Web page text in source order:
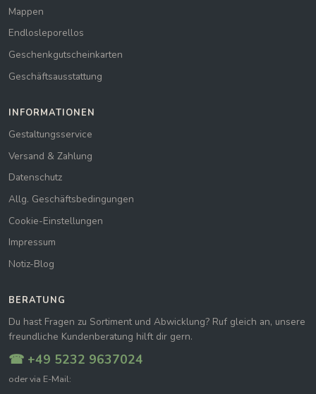
Mappen
Endlosleporellos
Geschenkgutscheinkarten
Geschäftsausstattung
INFORMATIONEN
Gestaltungsservice
Versand & Zahlung
Datenschutz
Allg. Geschäftsbedingungen
Cookie-Einstellungen
Impressum
Notiz-Blog
BERATUNG
Du hast Fragen zu Sortiment und Abwicklung? Ruf gleich an, unsere
freundliche Kundenberatung hilft dir gern.
☎ +49 5232 9637024
oder via E-Mail: